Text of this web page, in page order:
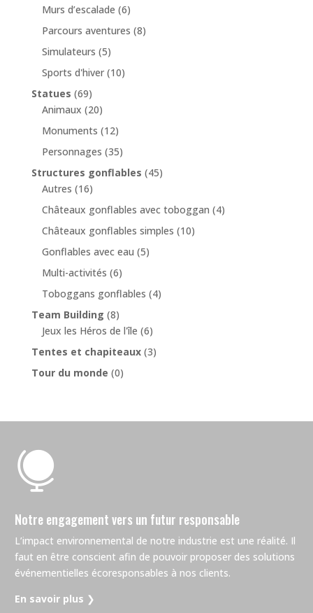
Murs d’escalade (6)
Parcours aventures (8)
Simulateurs (5)
Sports d'hiver (10)
Statues (69)
Animaux (20)
Monuments (12)
Personnages (35)
Structures gonflables (45)
Autres (16)
Châteaux gonflables avec toboggan (4)
Châteaux gonflables simples (10)
Gonflables avec eau (5)
Multi-activités (6)
Toboggans gonflables (4)
Team Building (8)
Jeux les Héros de l'île (6)
Tentes et chapiteaux (3)
Tour du monde (0)

Notre engagement vers un futur responsable
L’impact environnemental de notre industrie est une réalité. Il
faut en être conscient afin de pouvoir proposer des solutions
événementielles écoresponsables à nos clients.
En savoir plus ❯